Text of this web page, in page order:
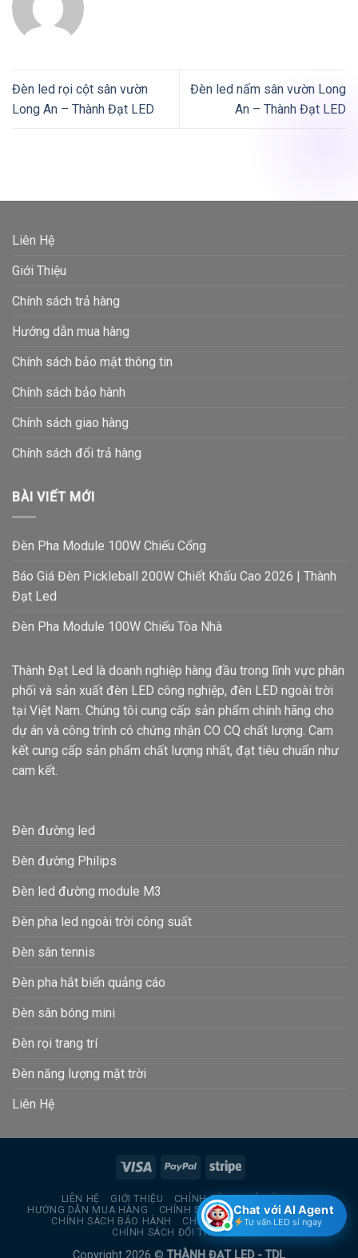
Đèn led rọi cột sân vườn
Long An – Thành Đạt LED
Đèn led nấm sân vườn Long
An – Thành Đạt LED
Liên Hệ
Giới Thiệu
Chính sách trả hàng
Hướng dẫn mua hàng
Chính sách bảo mật thông tin
Chính sách bảo hành
Chính sách giao hàng
Chính sách đổi trả hàng
BÀI VIẾT MỚI
Đèn Pha Module 100W Chiếu Cổng
Báo Giá Đèn Pickleball 200W Chiết Khấu Cao 2026 | Thành
Đạt Led
Đèn Pha Module 100W Chiếu Tòa Nhà
Thành Đạt Led là doanh nghiệp hàng đầu trong lĩnh vực phân
phối và sản xuất đèn LED công nghiệp, đèn LED ngoài trời
tại Việt Nam. Chúng tôi cung cấp sản phẩm chính hãng cho
dự án và công trình có chứng nhận CO CQ chất lượng. Cam
kết cung cấp sản phẩm chất lượng nhất, đạt tiêu chuẩn như
cam kết.
Đèn đường led
Đèn đường Philips
Đèn led đường module M3
Đèn pha led ngoài trời công suất
Đèn sân tennis
Đèn pha hắt biển quảng cáo
Đèn sân bóng mini
Đèn rọi trang trí
Đèn năng lượng mặt trời
Liên Hệ
LIÊN HỆ GIỚI THIỆU
CHÍNH SÁCH TRẢ HÀNG
HƯỚNG DẪN MUA HÀNG
CHÍNH SÁCH BẢO MẬT THÔNG TIN
CHÍNH SÁCH BẢO HÀNH
CHÍNH SÁCH GIAO HÀNG
CHÍNH SÁCH ĐỔI TRẢ HÀNG
Chat với AI Agent
Tư vấn LED sỉ ngay